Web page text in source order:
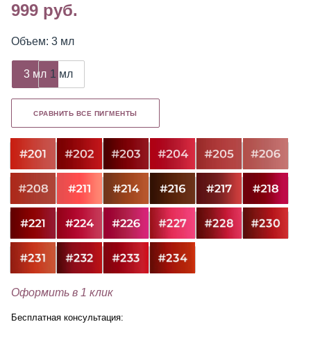
999 руб.
Объем: 3 мл
3 мл 1 мл
СРАВНИТЬ ВСЕ ПИГМЕНТЫ
Оформить в 1 клик
Бесплатная консультация: